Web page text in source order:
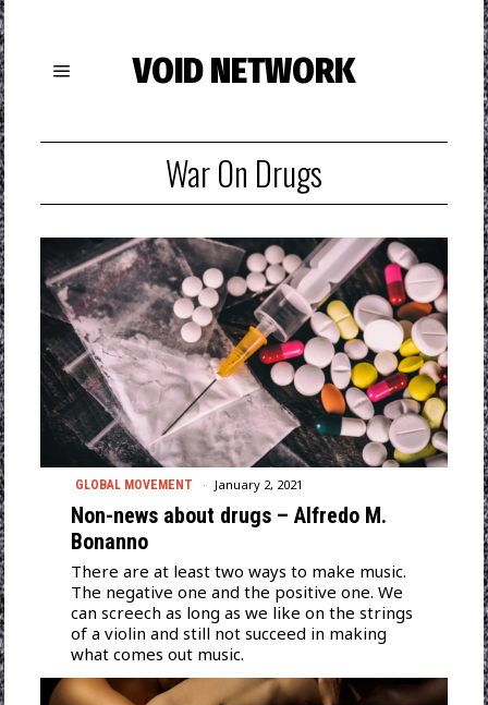
VOID NETWORK
War On Drugs
GLOBAL MOVEMENT January 2, 2021
Non-news about drugs – Alfredo M.
Bonanno
There are at least two ways to make music.
The negative one and the positive one. We
can screech as long as we like on the strings
of a violin and still not succeed in making
what comes out music.